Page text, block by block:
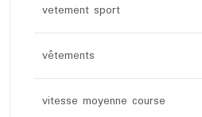
vetement sport
vêtements
vitesse moyenne course